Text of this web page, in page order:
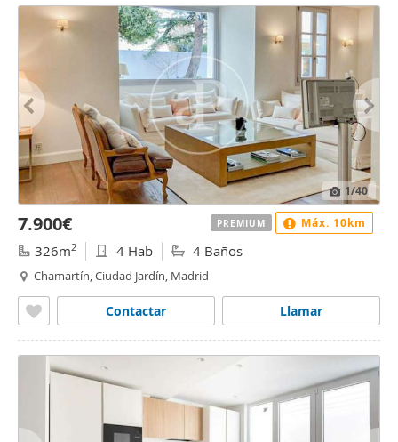
1/40
7.900€
326m2 4 Hab 4 Baños
Chamartín, Ciudad Jardín, Madrid
Llamar
Contactar
PREMIUM Máx. 10km